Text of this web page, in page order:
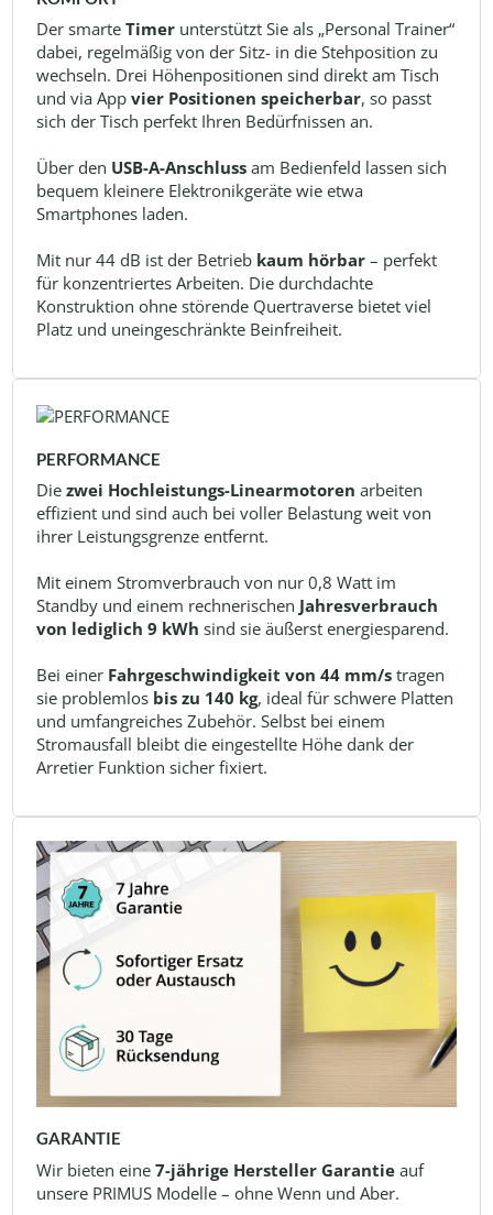
Der smarteTimer unterstützt Sie als „Personal Trainer“
dabei, regelmäßig von der Sitz- in die Stehposition zu
wechseln. Drei Höhenpositionen sind direkt am Tisch
und via Appvier Positionen speicherbar, so passt
sich der Tisch perfekt Ihren Bedürfnissen an.
Über den USB-A-Anschluss am Bedienfeld lassen sich
bequem kleinere Elektronikgeräte wie etwa
Smartphones laden.
Mit nur 44 dB ist der Betrieb kaum hörbar – perfekt
für konzentriertes Arbeiten. Die durchdachte
Konstruktion ohne störende Quertraverse bietet viel
Platz und uneingeschränkte Beinfreiheit.
PERFORMANCE
Diezwei Hochleistungs-Linearmotoren arbeiten
effizient und sind auch bei voller Belastung weit von
ihrer Leistungsgrenze entfernt.
Mit einem Stromverbrauch von nur 0,8 Watt im
Standby und einem rechnerischen Jahresverbrauch
von lediglich 9 kWh sind sie äußerst energiesparend.
Bei einer Fahrgeschwindigkeit von 44 mm/s tragen
sie problemlos bis zu 140 kg, ideal für schwere Platten
und umfangreiches Zubehör. Selbst bei einem
Stromausfall bleibt die eingestellte Höhe dank der
Arretier Funktion sicher fixiert.
GARANTIE
Wir bieten eine 7-jährige Hersteller Garantie auf
unsere PRIMUS Modelle – ohne Wenn und Aber.